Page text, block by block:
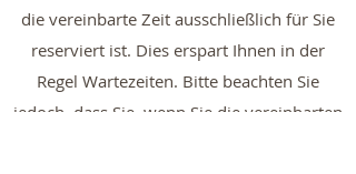
die vereinbarte Zeit ausschließlich für Sie
reserviert ist. Dies erspart Ihnen in der
Regel Wartezeiten. Bitte beachten Sie
jedoch, dass Sie, wenn Sie die vereinbarten